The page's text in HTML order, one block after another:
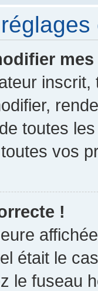
toutes
vos
!
était le
le fuseau